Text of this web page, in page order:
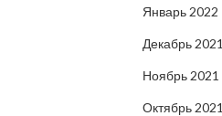
Январь 2022
Декабрь 2021
Ноябрь 2021
Октябрь 2021